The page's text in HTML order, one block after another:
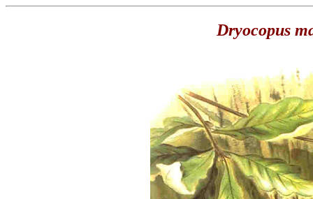
Dryocopus